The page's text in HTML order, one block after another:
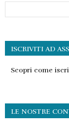
ISCRIVITI AD
Scopri come
LE NOSTRE